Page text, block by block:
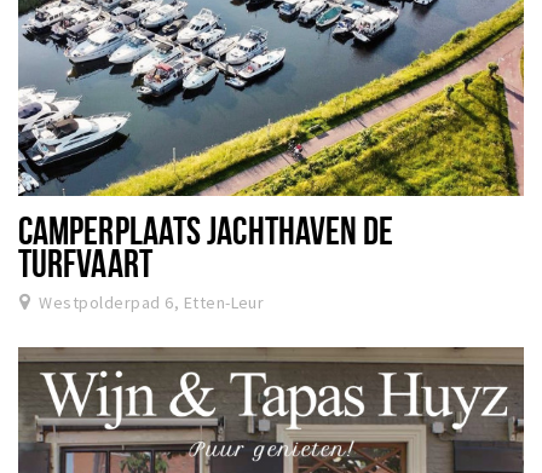
CAMPERPLAATS JACHTHAVEN DE
TURFVAART
Westpolderpad 6, Etten-Leur